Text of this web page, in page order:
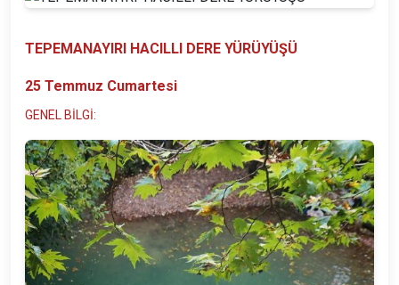
TEPEMANAYIRI HACILLI DERE YÜRÜYÜŞÜ
25 Temmuz Cumartesi
GENEL BİLGİ: